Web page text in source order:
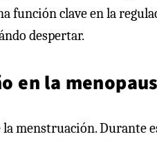
función clave en la
despertar.
en la
la menstruación.